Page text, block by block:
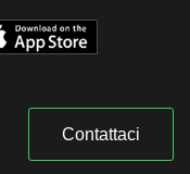
Contattaci